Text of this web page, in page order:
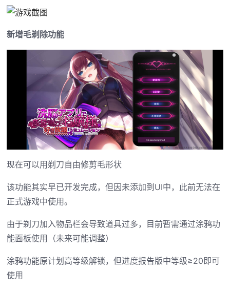
新增毛剃除功能
现在可以用剃刀自由修剪毛形状
该功能其实早已开发完成，但因未添加到UI中，此前无法在
正式游戏中使用。
由于剃刀加入物品栏会导致道具过多，目前暂需通过涂鸦功
能面板使用（未来可能调整）
涂鸦功能原计划高等级解锁，但进度报告版中等级≥20即可
使用